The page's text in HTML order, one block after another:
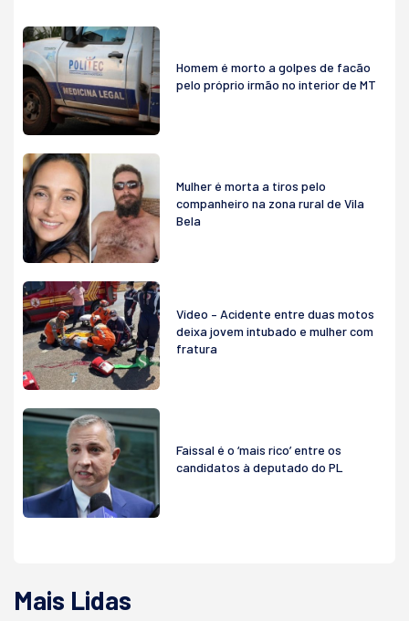
Homem é morto a golpes de facão
pelo próprio irmão no interior de MT
Mulher é morta a tiros pelo
companheiro na zona rural de Vila
Bela
Vídeo – Acidente entre duas motos
deixa jovem intubado e mulher com
fratura
Faissal é o ‘mais rico’ entre os
candidatos à deputado do PL
Mais Lidas